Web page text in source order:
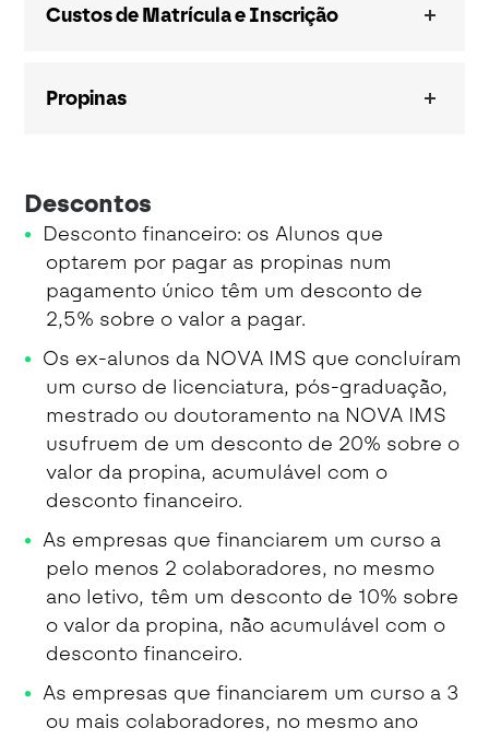
Custos de Matrícula e Inscrição
Propinas
Descontos
Desconto financeiro: os Alunos que
optarem por pagar as propinas num
pagamento único têm um desconto de
2,5% sobre o valor a pagar.
Os ex-alunos da NOVA IMS que concluíram
um curso de licenciatura, pós-graduação,
mestrado ou doutoramento na NOVA IMS
usufruem de um desconto de 20% sobre o
valor da propina, acumulável com o
desconto financeiro.
As empresas que financiarem um curso a
pelo menos 2 colaboradores, no mesmo
ano letivo, têm um desconto de 10% sobre
o valor da propina, não acumulável com o
desconto financeiro.
As empresas que financiarem um curso a 3
ou mais colaboradores, no mesmo ano